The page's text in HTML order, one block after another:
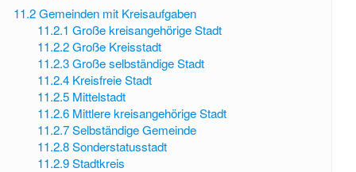
11.2 Gemeinden mit Kreisaufgaben
11.2.1 Große kreisangehörige Stadt
11.2.2Große Kreisstadt
11.2.3Große selbständige Stadt
11.2.4 Kreisfreie Stadt
11.2.5 Mittelstadt
11.2.6 Mittlere kreisangehörige Stadt
11.2.7Selbständige Gemeinde
11.2.8Sonderstatusstadt
11.2.9Stadtkreis